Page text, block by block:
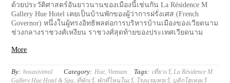
ด้วยประวัติศาสตร์อันยาวนานของเมืองนี้เช่นกัน La Résidence M
Gallery Hue Hotel เคยเป็นบ้านพักของผู้ว่าการฝรั่งเศส (French
Governor) หนึ่งในผู้ทรงอิทธิพลต่อการบริหารบ้านเมืองของเวียดนาม
ช่วงกลางราชวงศ์เหงียน ราชวงศ์สุดท้ายของประเทศเวียดนาม
More
By: bosasivimol Category: Hue, Vietnam Tags: เที่ยวเว้, La Résidence M
Gallery Hue Hotel & Spa, ที่พักเว้, พักที่ไหนในเว้, โรงแรมหรูเว้, บูติกโฮเทลเว้